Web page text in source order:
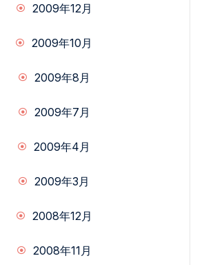
2009年12月
2009年10月
2009年8月
2009年7月
2009年4月
2009年3月
2008年12月
2008年11月